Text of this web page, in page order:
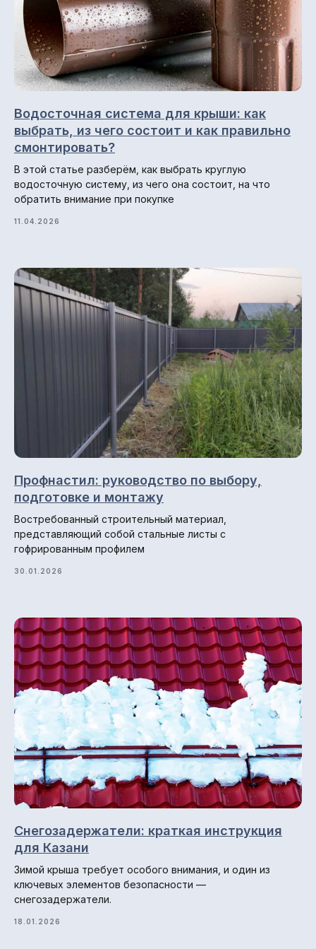
Водосточная система для крыши: как
выбрать, из чего состоит и как правильно
смонтировать?
В этой статье разберём, как выбрать круглую
водосточную систему, из чего она состоит, на что
обратить внимание при покупке
11.04.2026
Профнастил: руководство по выбору,
подготовке и монтажу
Востребованный строительный материал,
представляющий собой стальные листы с
гофрированным профилем
30.01.2026
Снегозадержатели: краткая инструкция
для Казани
Зимой крыша требует особого внимания, и один из
ключевых элементов безопасности —
снегозадержатели.
18.01.2026
Навигация по сайту
Главная
Доставка и оплата
Отзывы
Блог
Металлочерепица
Фальцевая кровля
Металлосайдинг
Профили для вентфасадов
Водосточные системы
© 2013-2026 ПК СтройМир
Разработка сайта: ••• БИТ